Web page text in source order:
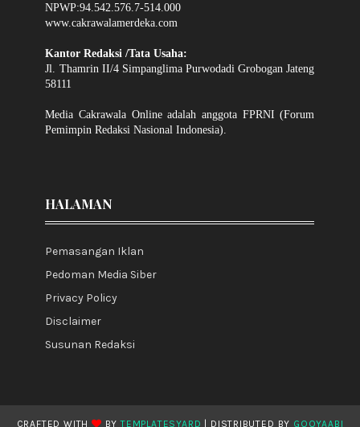
NPWP:94.542.576.7-514.000
www.cakrawalamerdeka.com
Kantor Redaksi /Tata Usaha:
Jl. Thamrin II/4 Simpanglima Purwodadi Grobogan Jateng
58111
Media Cakrawala Online adalah anggota FPRNI (Forum
Pemimpin Redaksi Nasional Indonesia).
HALAMAN
Pemasangan Iklan
Pedoman Media Siber
Privacy Policy
Disclaimer
Susunan Redaksi
CRAFTED WITH BYTEMPLATESYARD | DISTRIBUTED BY GOOYAABI